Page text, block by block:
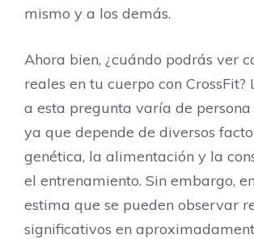
mismo y a los demás.
Ahora bien, ¿cuándo podrás ver
reales en tu cuerpo con CrossFit?
a esta pregunta varía de persona
ya que depende de diversos
genética, la alimentación y la
el entrenamiento. Sin embargo,
estima que se pueden observar
significativos en